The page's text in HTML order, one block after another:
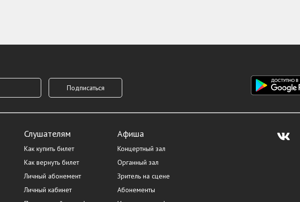
Слушателям
Как купить билет
Как вернуть билет
Личный абонемент
Личный кабинет
Афиша
Концертный зал
Органный зал
Зритель на сцене
Абонементы